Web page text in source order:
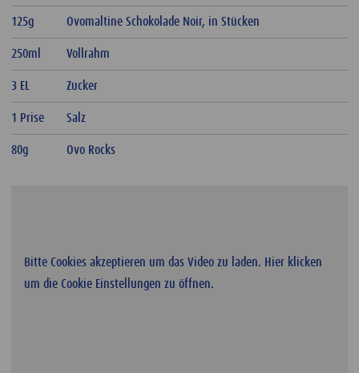
125g Ovomaltine Schokolade Noir, in Stücken
250ml Vollrahm
3 EL Zucker
1 Prise Salz
80g Ovo Rocks
Bitte Cookies akzeptieren um das Video zu laden. Hier klicken
um die Cookie Einstellungen zu öffnen.